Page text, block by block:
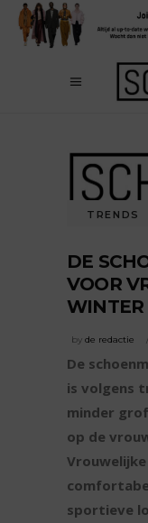
TRENDS
DE
VOOR
WINTER
by de redactie
De
is volgens
minder
op de
sportieve